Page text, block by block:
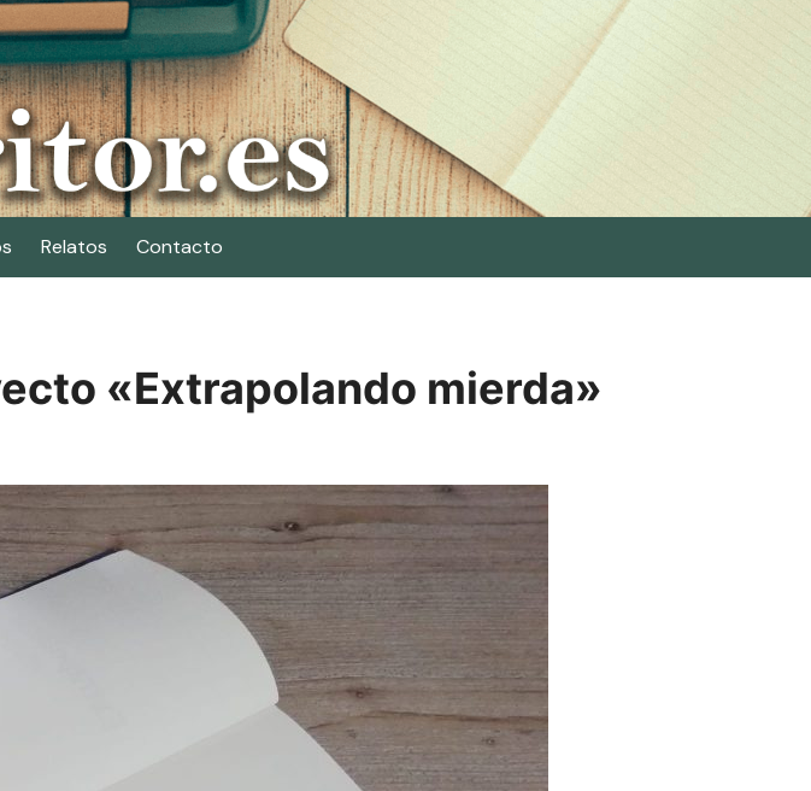
Relatos Contacto
«Extrapolando mierda»